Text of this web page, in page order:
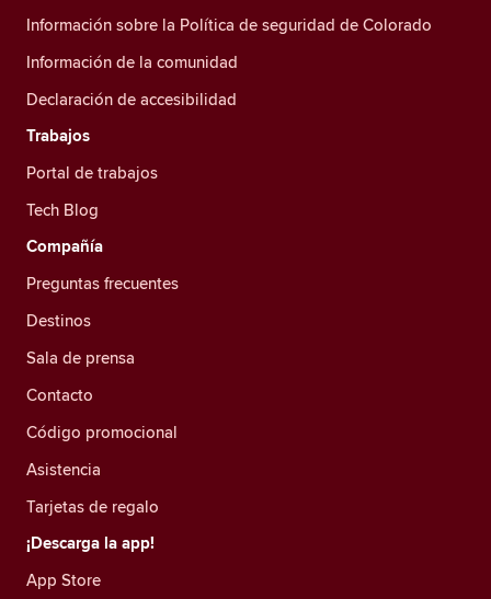
Información sobre la Política de seguridad de Colorado
Información de la comunidad
Declaración de accesibilidad
Trabajos
Portal de trabajos
Tech Blog
Compañía
Preguntas frecuentes
Destinos
Sala de prensa
Contacto
Código promocional
Asistencia
Tarjetas de regalo
¡Descarga la app!
App Store